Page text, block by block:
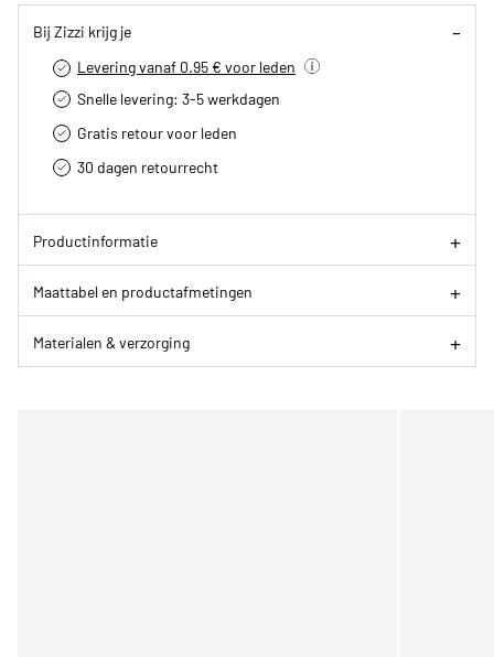
Bij Zizzi krijg je
Levering vanaf 0.95 € voor leden
Snelle levering: 3-5 werkdagen
Gratis retour voor leden
30 dagen retourrecht­
Productinformatie
Maattabel en productafmetingen
Materialen & verzorging